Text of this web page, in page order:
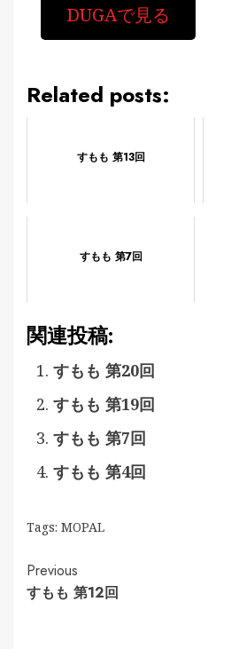
DUGAで見る
Related posts:
すもも 第13回
すもも 第7回
関連投稿:
すもも 第20回
すもも 第19回
すもも 第7回
すもも 第4回
Tags: MOPAL
Continue
Reading
Previous
すもも 第12回